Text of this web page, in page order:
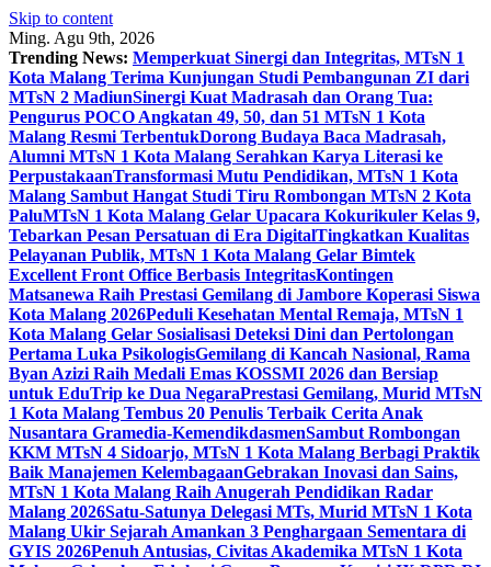
Skip to content
Ming. Agu 9th, 2026
Trending News: Memperkuat Sinergi dan Integritas, MTsN 1
Kota Malang Terima Kunjungan Studi Pembangunan ZI dari
MTsN 2 MadiunSinergi Kuat Madrasah dan Orang Tua:
Pengurus POCO Angkatan 49, 50, dan 51 MTsN 1 Kota
Malang Resmi TerbentukDorong Budaya Baca Madrasah,
Alumni MTsN 1 Kota Malang Serahkan Karya Literasi ke
PerpustakaanTransformasi Mutu Pendidikan, MTsN 1 Kota
Malang Sambut Hangat Studi Tiru Rombongan MTsN 2 Kota
PaluMTsN 1 Kota Malang Gelar Upacara Kokurikuler Kelas 9,
Tebarkan Pesan Persatuan di Era DigitalTingkatkan Kualitas
Pelayanan Publik, MTsN 1 Kota Malang Gelar Bimtek
Excellent Front Office Berbasis IntegritasKontingen
Matsanewa Raih Prestasi Gemilang di Jambore Koperasi Siswa
Kota Malang 2026Peduli Kesehatan Mental Remaja, MTsN 1
Kota Malang Gelar Sosialisasi Deteksi Dini dan Pertolongan
Pertama Luka PsikologisGemilang di Kancah Nasional, Rama
Byan Azizi Raih Medali Emas KOSSMI 2026 dan Bersiap
untuk EduTrip ke Dua NegaraPrestasi Gemilang, Murid MTsN
1 Kota Malang Tembus 20 Penulis Terbaik Cerita Anak
Nusantara Gramedia-KemendikdasmenSambut Rombongan
KKM MTsN 4 Sidoarjo, MTsN 1 Kota Malang Berbagi Praktik
Baik Manajemen KelembagaanGebrakan Inovasi dan Sains,
MTsN 1 Kota Malang Raih Anugerah Pendidikan Radar
Malang 2026Satu-Satunya Delegasi MTs, Murid MTsN 1 Kota
Malang Ukir Sejarah Amankan 3 Penghargaan Sementara di
GYIS 2026Penuh Antusias, Civitas Akademika MTsN 1 Kota